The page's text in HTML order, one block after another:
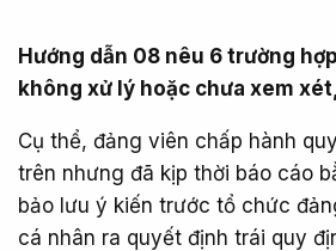
Hướng dẫn 08 nêu 6 trường
không xử lý hoặc chưa xem
Cụ thể, đảng viên chấp hành
trên nhưng đã kịp thời báo cáo
bảo lưu ý kiến trước tổ chức
cá nhân ra quyết định trái quy